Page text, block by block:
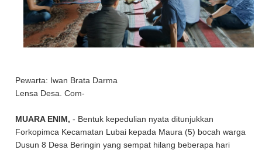
Pewarta: Iwan Brata Darma
Lensa Desa. Com-
MUARA ENIM, - Bentuk kepedulian nyata ditunjukkan
Forkopimca Kecamatan Lubai kepada Maura (5) bocah warga
Dusun 8 Desa Beringin yang sempat hilang beberapa hari